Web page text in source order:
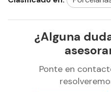
¿Alguna
Ponte en